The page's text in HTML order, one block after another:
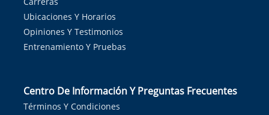
Ubicaciones Y Horarios
Opiniones Y Testimonios
Entrenamiento Y Pruebas
Centro De Información Y Preguntas Frecuentes
Términos Y Condiciones